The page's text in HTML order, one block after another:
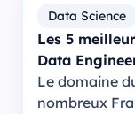
Data Science
Les 5
Data
Le domaine
nombreux